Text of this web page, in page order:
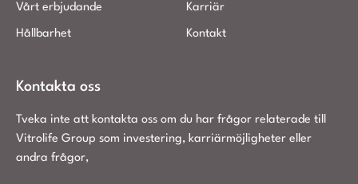
Vårt erbjudande
Hållbarhet
Karriär
Kontakt
Kontakta oss
Tveka inte att kontakta oss om du har frågor relaterade till
Vitrolife Group som investering, karriärmöjligheter eller
andra frågor,